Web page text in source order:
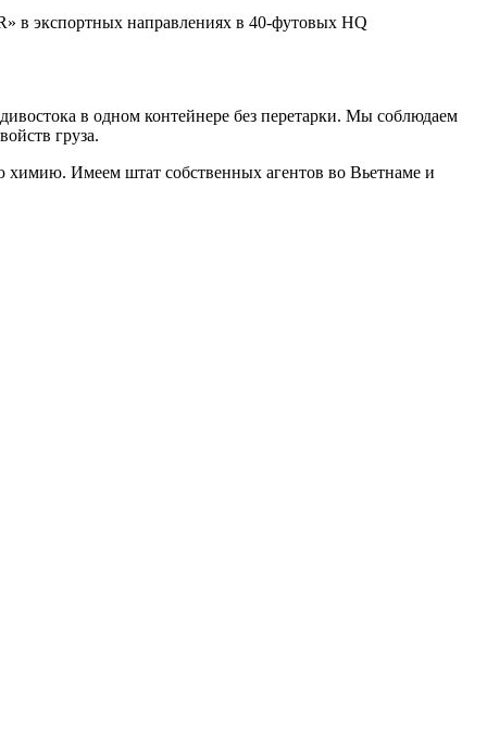
в экспортных направлениях в 40-футовых HQ
в одном контейнере без перетарки. Мы соблюдаем
груза.
Имеем штат собственных агентов во Вьетнаме и